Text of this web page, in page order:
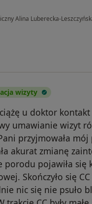
Alina Luberecka-
Justyna
wizyty
u doktor kontakt
umawianie wizyt
przyjmowała
akurat zmianę
porodu pojawiła się
Skończyło się CC
nic się nie psuło